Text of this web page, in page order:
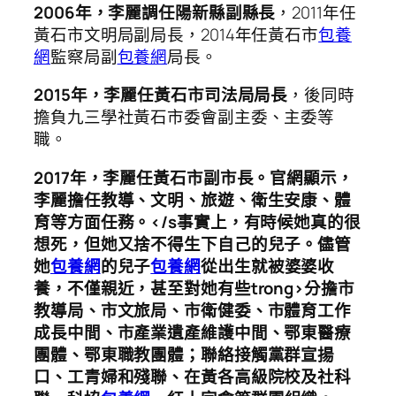
2006年，李麗調任陽新縣副縣長 ，2011年任
黃石市文明局副局長，2014年任黃石市包養
網監察局副包養網局長。
2015年，李麗任黃石市司法局局長 ，後同時
擔負九三學社黃石市委會副主委、主委等
職。
2017年，李麗任黃石市副市長。官網顯示，
李麗擔任教導、文明、旅遊、衛生安康、體
育等方面任務。</s事實上，有時候她真的很
想死，但她又捨不得生下自己的兒子。儘管
她包養網的兒子包養網從出生就被婆婆收
養，不僅親近，甚至對她有些trong>分擔市
教導局、市文旅局、市衛健委、市體育工作
成長中間、市產業遺產維護中間、鄂東醫療
團體、鄂東職教團體；聯絡接觸黨群宣揚
口、工青婦和殘聯、在黃各高級院校及社科